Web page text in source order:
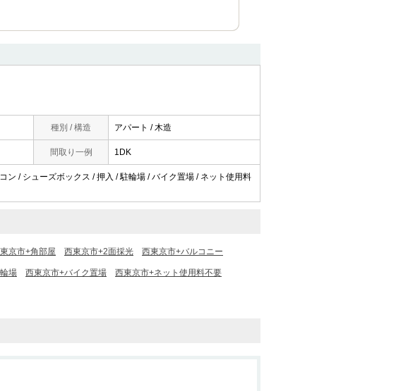
種別 / 構造 アパート / 木造
間取り一例 1DK
ン / シューズボックス / 押入 / 駐輪場 / バイク置場 / ネット使用料
京市+角部屋 西東京市+2面採光 西東京市+バルコニー
場 西東京市+バイク置場 西東京市+ネット使用料不要